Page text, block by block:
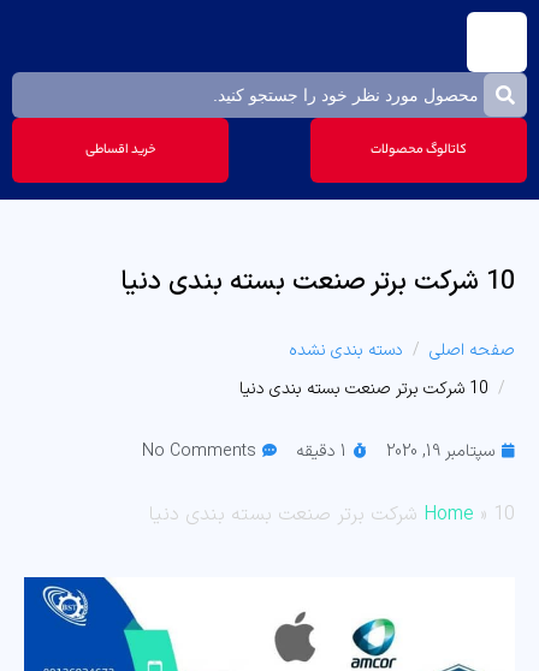
کاتالوگ محصولات خرید اقساطی
10 شرکت برتر صنعت بسته بندی دنیا
صفحه اصلی
دسته بندی نشده
10 شرکت برتر صنعت بسته بندی دنیا
سپتامبر 19, 2020 1 دقیقه No Comments
Home » 10 شرکت برتر صنعت بسته بندی دنیا